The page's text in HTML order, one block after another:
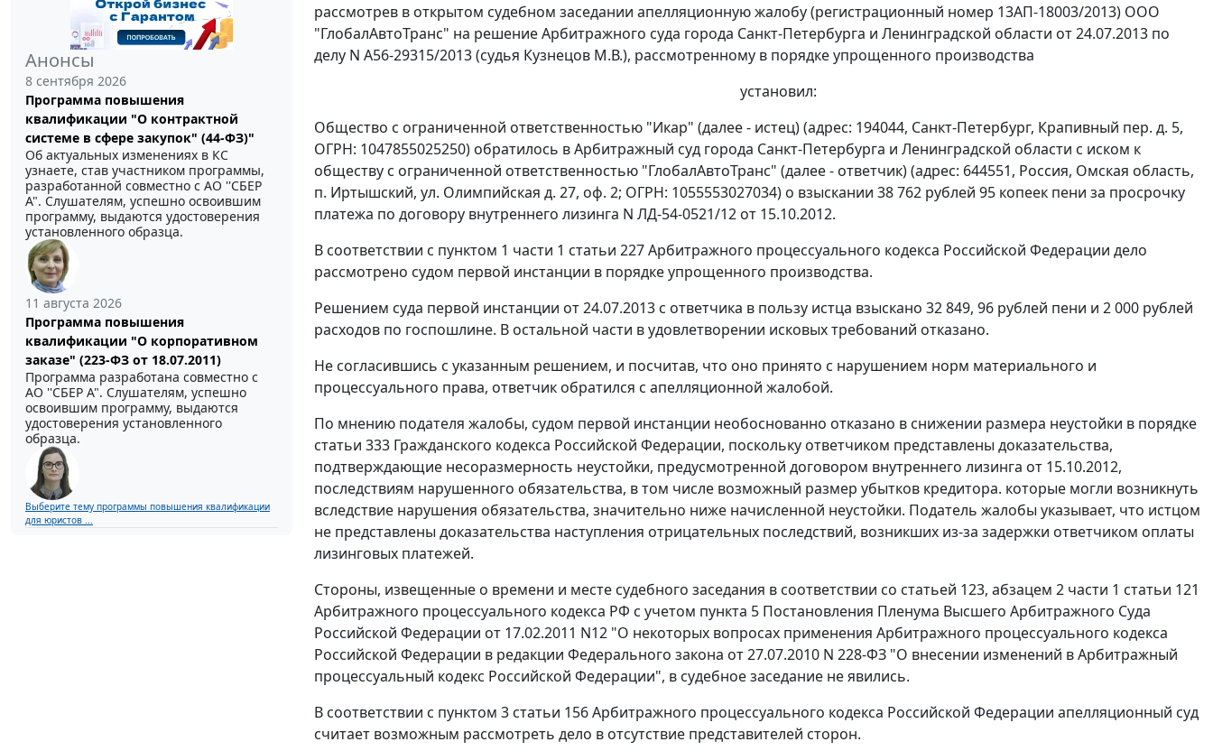
Анонсы
8 сентября 2026
Программа повышения
квалификации "О контрактной
системе в сфере закупок" (44-ФЗ)"
Об актуальных изменениях в КС
узнаете, став участником программы,
разработанной совместно с АО ''СБЕР
А". Слушателям, успешно освоившим
программу, выдаются удостоверения
установленного образца.
11 августа 2026
Программа повышения
квалификации "О корпоративном
заказе" (223-ФЗ от 18.07.2011)
Программа разработана совместно с
АО ''СБЕР А". Слушателям, успешно
освоившим программу, выдаются
удостоверения установленного
образца.
Выберите тему программы повышения квалификации
для юристов ...
рассмотрев в открытом судебном заседании апелляционную жалобу (регистрационный номер 13АП-18003/2013) ООО
"ГлобалАвтоТранс" на решениеАрбитражного суда города Санкт-Петербурга и Ленинградской области от 24.07.2013 по
делу N А56-29315/2013 (судья Кузнецов М.В.), рассмотренному в порядке упрощенного производства
установил:
Общество с ограниченной ответственностью "Икар" (далее - истец) (адрес: 194044, Санкт-Петербург, Крапивный пер. д. 5,
ОГРН: 1047855025250) обратилось в Арбитражный суд города Санкт-Петербурга и Ленинградской области с иском к
обществу с ограниченной ответственностью "ГлобалАвтоТранс" (далее - ответчик) (адрес: 644551, Россия, Омская область,
п. Иртышский, ул. Олимпийская д. 27, оф. 2; ОГРН: 1055553027034) о взыскании 38 762 рублей 95 копеек пени за просрочку
платежа по договору внутреннего лизинга N ЛД-54-0521/12 от 15.10.2012.
В соответствии с пунктом 1 части 1 статьи 227Арбитражного процессуального кодекса Российской Федерации дело
рассмотрено судом первой инстанции в порядке упрощенного производства.
Решением суда первой инстанции от 24.07.2013 с ответчика в пользу истца взыскано 32 849, 96 рублей пени и 2 000 рублей
расходов по госпошлине. В остальной части в удовлетворении исковых требований отказано.
Не согласившись с указанным решением, и посчитав, что оно принято с нарушением норм материального и
процессуального права, ответчик обратился с апелляционной жалобой.
По мнению подателя жалобы, судом первой инстанции необоснованно отказано в снижении размера неустойки в порядке
статьи 333 Гражданского кодекса Российской Федерации, поскольку ответчиком представлены доказательства,
подтверждающие несоразмерность неустойки, предусмотренной договором внутреннего лизинга от 15.10.2012,
последствиям нарушенного обязательства, в том числе возможный размер убытков кредитора. которые могли возникнуть
вследствие нарушения обязательства, значительно ниже начисленной неустойки. Податель жалобы указывает, что истцом
не представлены доказательства наступления отрицательных последствий, возникших из-за задержки ответчиком оплаты
лизинговых платежей.
Стороны, извещенные о времени и месте судебного заседания в соответствии со статьей 123, абзацем 2 части 1 статьи 121
Арбитражного процессуального кодекса РФ с учетом пункта 5 Постановления Пленума Высшего Арбитражного Суда
Российской Федерации от 17.02.2011 N12 "О некоторых вопросах применения Арбитражного процессуального кодекса
Российской Федерации в редакции Федерального закона от 27.07.2010 N 228-ФЗ "О внесении изменений в Арбитражный
процессуальный кодекс Российской Федерации", в судебное заседание не явились.
В соответствии с пунктом 3 статьи 156Арбитражного процессуального кодекса Российской Федерации апелляционный суд
считает возможным рассмотреть дело в отсутствие представителей сторон.